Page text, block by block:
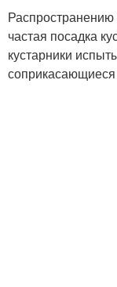
частая посадка
кустарники